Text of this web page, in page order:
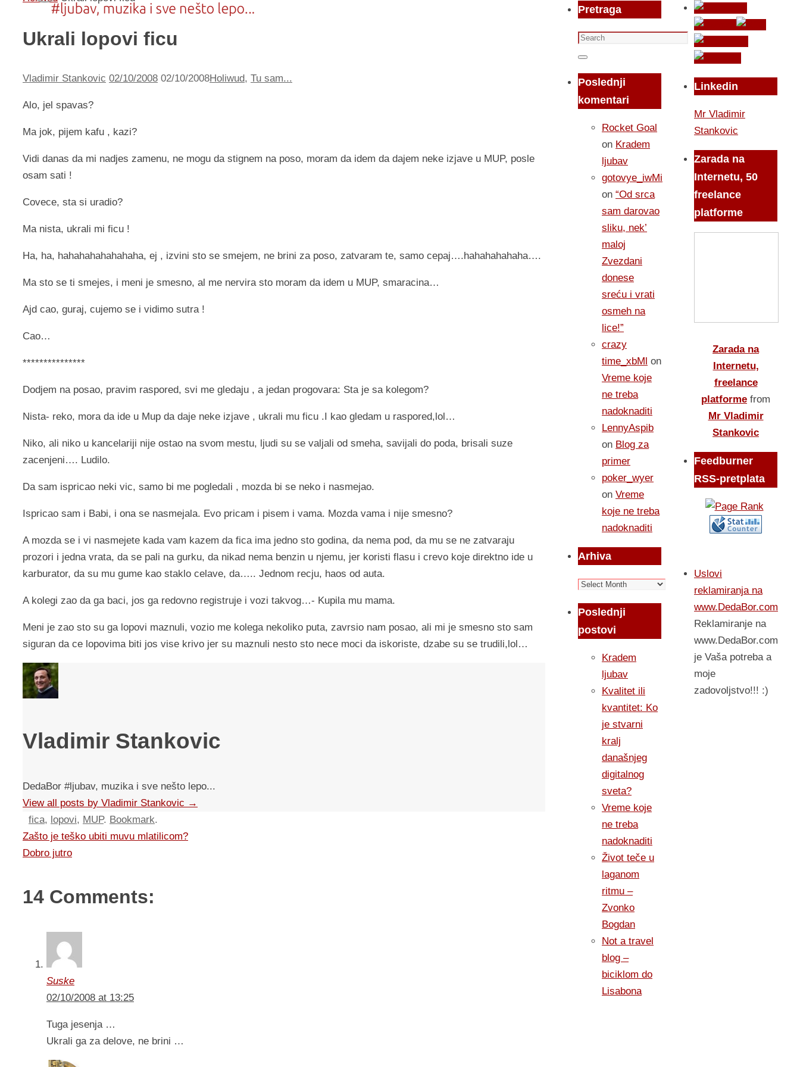
Ukrali lopovi ficu
Vladimir Stankovic 02/10/2008 02/10/2008Holiwud, Tu sam...
Alo, jel spavas?
Ma jok, pijem kafu , kazi?
Vidi danas da mi nadjes zamenu, ne mogu da stignem na poso, moram da idem da dajem neke izjave u MUP, posle
osam sati !
Covece, sta si uradio?
Ma nista, ukrali mi ficu !
Ha, ha, hahahahahahahaha, ej , izvini sto se smejem, ne brini za poso, zatvaram te, samo cepaj….hahahahahaha….
Ma sto se ti smejes, i meni je smesno, al me nervira sto moram da idem u MUP, smaracina…
Ajd cao, guraj, cujemo se i vidimo sutra !
Cao…
***************
Dodjem na posao, pravim raspored, svi me gledaju , a jedan progovara: Sta je sa kolegom?
Nista- reko, mora da ide u Mup da daje neke izjave , ukrali mu ficu .I kao gledam u raspored,lol…
Niko, ali niko u kancelariji nije ostao na svom mestu, ljudi su se valjali od smeha, savijali do poda, brisali suze
zacenjeni…. Ludilo.
Da sam ispricao neki vic, samo bi me pogledali , mozda bi se neko i nasmejao.
Ispricao sam i Babi, i ona se nasmejala. Evo pricam i pisem i vama. Mozda vama i nije smesno?
A mozda se i vi nasmejete kada vam kazem da fica ima jedno sto godina, da nema pod, da mu se ne zatvaraju
prozori i jedna vrata, da se pali na gurku, da nikad nema benzin u njemu, jer koristi flasu i crevo koje direktno ide u
karburator, da su mu gume kao staklo celave, da….. Jednom recju, haos od auta.
A kolegi zao da ga baci, jos ga redovno registruje i vozi takvog…- Kupila mu mama.
Meni je zao sto su ga lopovi maznuli, vozio me kolega nekoliko puta, zavrsio nam posao, ali mi je smesno sto sam
siguran da ce lopovima biti jos vise krivo jer su maznuli nesto sto nece moci da iskoriste, dzabe su se trudili,lol…
Vladimir Stankovic
DedaBor #ljubav, muzika i sve nešto lepo...
View all posts by Vladimir Stankovic →
fica, lopovi, MUP. Bookmark.
Zašto je teško ubiti muvu mlatilicom?
Dobro jutro
14 Comments:
Suske
02/10/2008 at 13:25
Tuga jesenja …
Ukrali ga za delove, ne brini …
Pretraga
Search
for:
Search
Poslednji
komentari
Rocket Goal
on Kradem
ljubav
gotovye_iwMi
on “Od srca
sam darovao
sliku, nek’
maloj
Zvezdani
donese
sreću i vrati
osmeh na
lice!”
crazy
time_xbMl on
Vreme koje
ne treba
nadoknaditi
LennyAspib
on Blog za
primer
poker_wyer
on Vreme
koje ne treba
nadoknaditi
Arhiva
Arhiva
Poslednji
postovi
Kradem
ljubav
Kvalitet ili
kvantitet: Ko
je stvarni
kralj
današnjeg
digitalnog
sveta?
Vreme koje
ne treba
nadoknaditi
Život teče u
laganom
ritmu –
Zvonko
Bogdan
Not a travel
blog –
biciklom do
Lisabona
Linkedin
Mr Vladimir
Stankovic
Zarada na
Internetu, 50
freelance
platforme
Zarada na
Internetu,
freelance
platforme from
Mr Vladimir
Stankovic
Feedburner
RSS-pretplata
Uslovi
reklamiranja na
www.DedaBor.com
Reklamiranje na
www.DedaBor.com
je Vaša potreba a
moje
zadovoljstvo!!! :)